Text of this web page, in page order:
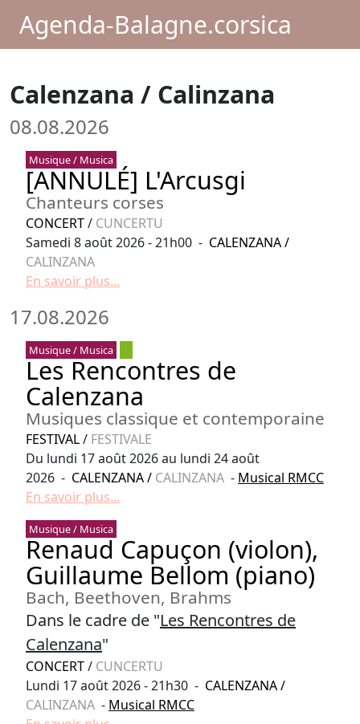
Agenda-Balagne.corsica
Calenzana / Calinzana
08.08.2026
Musique / Musica
[ANNULÉ] L'Arcusgi
Chanteurs corses
CONCERT/ CUNCERTU
Samedi 8 août 2026 - 21h00 - CALENZANA/
CALINZANA
En savoir plus...
17.08.2026
Musique / Musica
Les Rencontres de
Calenzana
Musiques classique et contemporaine
FESTIVAL/ FESTIVALE
Du lundi 17 août 2026 au lundi 24 août
2026 - CALENZANA/ CALINZANA - Musical RMCC
En savoir plus...
Musique / Musica
Renaud Capuçon (violon),
Guillaume Bellom (piano)
Bach, Beethoven, Brahms
Dans le cadre de "Les Rencontres de
Calenzana"
CONCERT/ CUNCERTU
Lundi 17 août 2026 - 21h30 - CALENZANA/
CALINZANA - Musical RMCC